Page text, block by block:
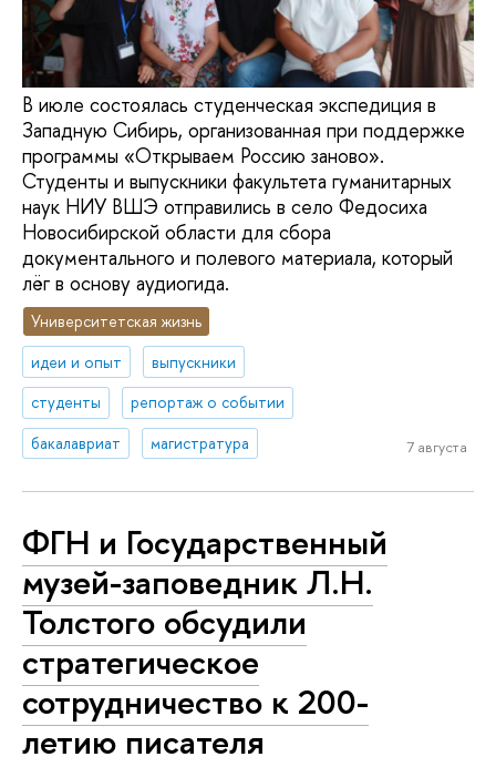
В июле состоялась студенческая экспедиция в
Западную Сибирь, организованная при поддержке
программы «Открываем Россию заново».
Студенты и выпускники факультета гуманитарных
наук НИУ ВШЭ отправились в село Федосиха
Новосибирской области для сбора
документального и полевого материала, который
лёг в основу аудиогида.
Университетская жизнь
идеи и опыт
выпускники
студенты
репортаж о событии
бакалавриат
магистратура 7 августа
ФГН и Государственный
музей-заповедник Л.Н.
Толстого обсудили
стратегическое
сотрудничество к 200-
летию писателя